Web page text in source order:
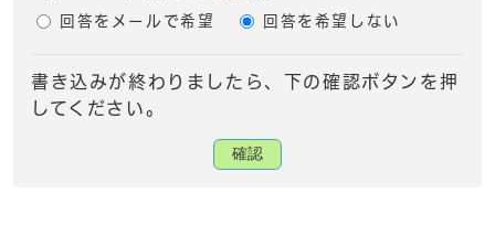
回答をメールで希望 回答を希望しない
書き込みが終わりましたら、下の確認ボタンを押
してください。
確認